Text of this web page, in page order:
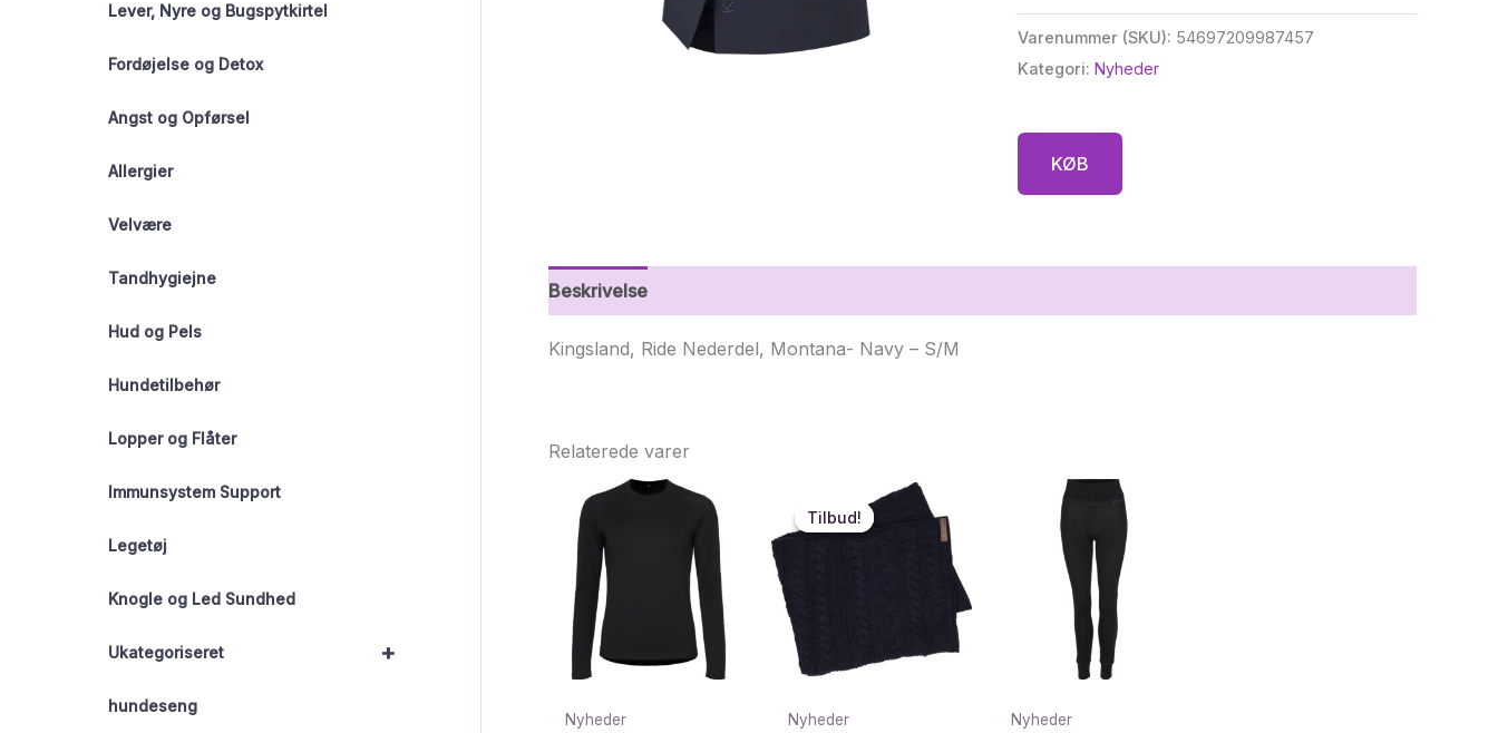
Lever, Nyre og Bugspytkirtel
Fordøjelse og Detox
Angst og Opførsel
Allergier
Velvære
Tandhygiejne
Hud og Pels
Hundetilbehør
Lopper og Flåter
Immunsystem Support
Legetøj
Knogle og Led Sundhed
+
Ukategoriseret
hundeseng
Varenummer (SKU): 54697209987457
Kategori: Nyheder
KØB
Beskrivelse
Kingsland, Ride Nederdel, Montana- Navy – S/M
Relaterede varer
Nyheder
Tilbud!
Tilbud!
Nyheder Nyheder